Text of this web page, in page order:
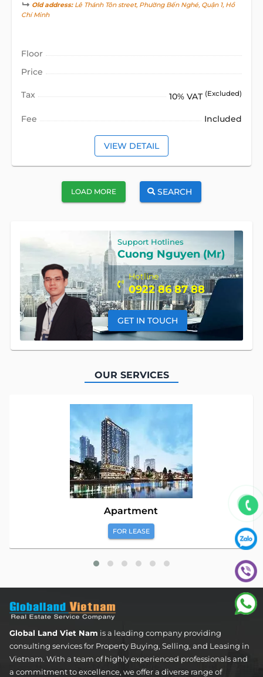
Old address:Lê Thánh Tôn street, Phường Bến Nghé, Quận 1, Hồ
Chí Minh
Floor
Price
Tax 10% VAT (Excluded)
Fee Included
VIEW DETAIL
LOAD MORE SEARCH
Support Hotlines
Cuong Nguyen (Mr)
Hotline
0922 86 87 88
GET IN TOUCH
OUR SERVICES
Apartment
FOR LEASE
Global Land Viet Nam is a leading company providing
consulting services for Property Buying, Selling, and Leasing in
Vietnam. With a team of highly experienced professionals and
a commitment to excellence, we offer a diverse range of